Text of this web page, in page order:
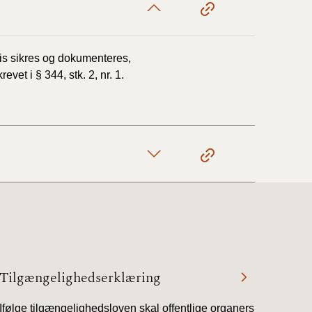
sikres og dokumenteres,
i § 344, stk. 2, nr. 1.
Tilgængelighedserklæring
Ifølge tilgængelighedsloven skal offentlige organers